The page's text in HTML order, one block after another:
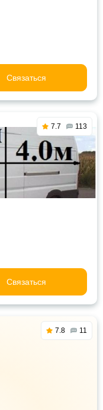
Связаться
7.7 113
Связаться
7.8 11